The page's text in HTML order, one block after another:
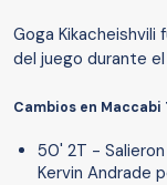
Goga
del juego durante
Cambios en Maccabi
50' 2T -
Kervin Andrade